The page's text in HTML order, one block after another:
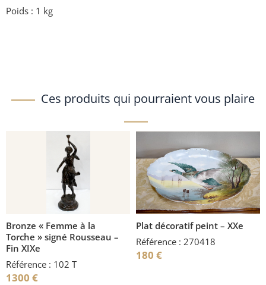
Poids : 1 kg
Ces produits qui pourraient vous plaire
Bronze « Femme à la
Torche » signé Rousseau –
Fin XIXe
Référence : 102 T
1300 €
Plat décoratif peint – XXe
Référence : 270418
180 €